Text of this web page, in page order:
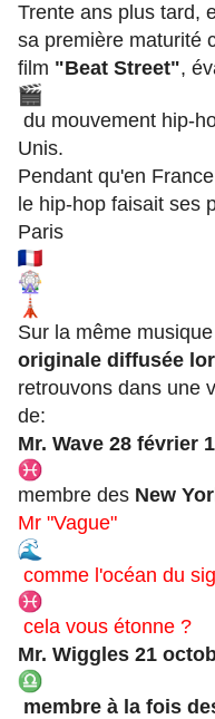
Trente ans plus tard,
sa première maturité
film "Beat Street",
du mouvement hip-
Unis.
Pendant qu'en
le hip-hop faisait ses
Paris
Sur la même musique
originale diffusée
retrouvons dans une
de:
Mr. Wave 28 février
membre des New
Mr "Vague"
comme l'océan du
cela vous étonne ?
Mr. Wiggles 21
membre à la fois